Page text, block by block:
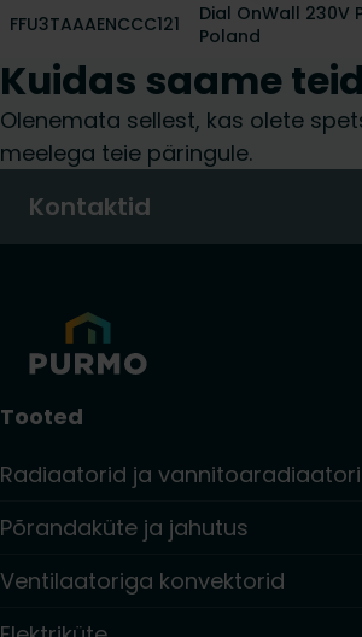
FFU3TAAAENCCC121
Dial OnWall 230V
Poland
Kuidas saame
Olenemata sellest, kas olete
meelega teie päringule.
Kontaktid
Tooted
Radiaatorid ja
Põrandaküte ja jahutus
Ventilaatoriga konvektorid